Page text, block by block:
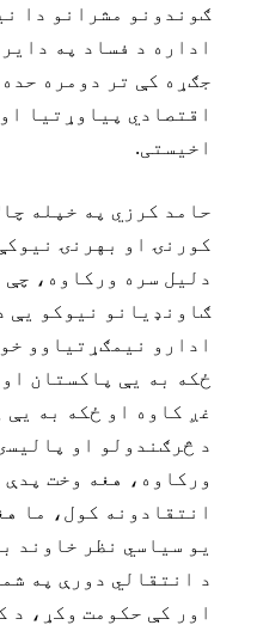
ګوندونو مشرانو دا
اداره د فساد په
جګړه کې تر دومره
اقتصادي پياوړتيا
اخيستی.
حامد کرزي په خپله
کورنۍ او بهرنۍ
دليل سره ورکاوه، چې
ګاونډيانو نيوکو يې
ادارو نيمګړتياوو
ځکه به يې پاکستان
غږ کاوه او ځکه به يې
د څرګندولو او
ورکاوه، هغه وخت
انتقادونه کول، ما
يو سياسي نظر خاوند
د انتقالي دورې په
اور کې حکومت وکړ، د